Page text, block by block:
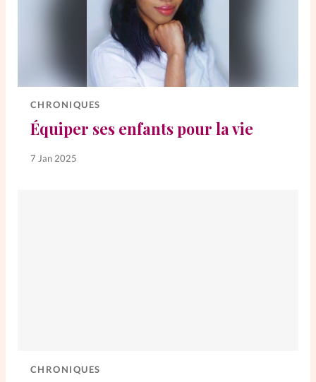
CHRONIQUES
Équiper ses enfants pour la vie
7 Jan 2025
CHRONIQUES